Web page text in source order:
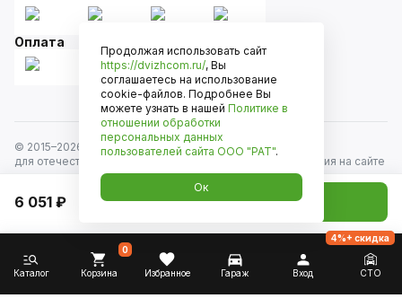
6 051 ₽ Добавить в корзину
Оплата
© 2015–2026
Движком — сеть магазинов автозапчастей
для отечественных автомобилей и иномарок. Информация на сайте
носит исключительно информационный характер и не является
публичной офертой, определяемой положениями
ст. 437 Гражданского кодекса РФ. Все права защищены.
Каталог Корзина
0
Избранное Гараж Вход СТО
4%+ скидка
Продолжая использовать сайт
https://dvizhcom.ru/, Вы
соглашаетесь на использование
cookie-файлов. Подробнее Вы
можете узнать в нашей Политике в
отношении обработки
персональных данных
пользователей сайта ООО "РАТ".
Ок